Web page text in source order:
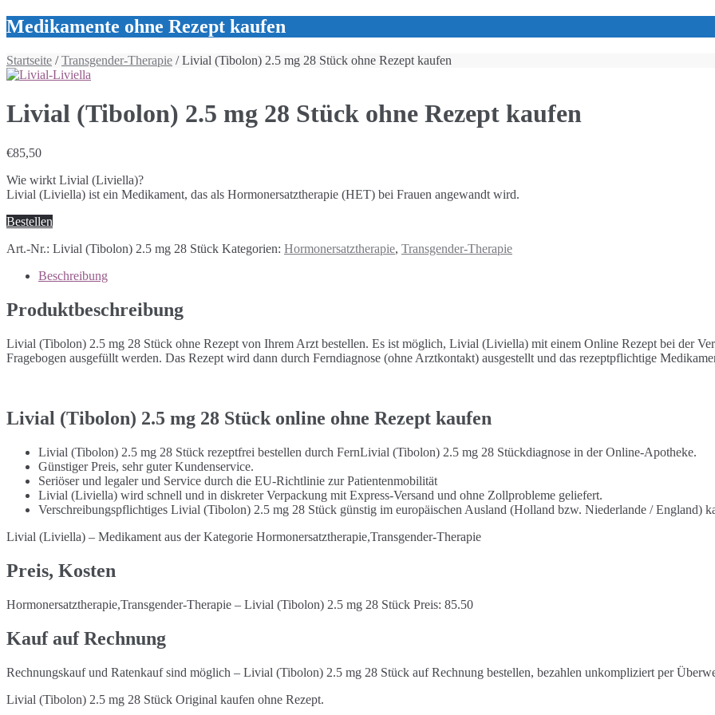
Medikamente ohne Rezept kaufen
Startseite /Transgender-Therapie / Livial (Tibolon) 2.5 mg 28 Stück ohne Rezept kaufen
Livial (Tibolon) 2.5 mg 28 Stück ohne Rezept kaufen
€85,50
Wie wirkt Livial (Liviella)?
Livial (Liviella) ist ein Medikament, das als Hormonersatztherapie (HET) bei Frauen angewandt wird.
Bestellen
Art.-Nr.: Livial (Tibolon) 2.5 mg 28 Stück Kategorien: Hormonersatztherapie, Transgender-Therapie
Beschreibung
Produktbeschreibung
Livial (Tibolon) 2.5 mg 28 Stück ohne Rezept von Ihrem Arzt bestellen. Es ist möglich, Livial (Liviella) mit einem Online Rezept bei der
Fragebogen ausgefüllt werden. Das Rezept wird dann durch Ferndiagnose (ohne Arztkontakt) ausgestellt und das rezeptpflichtige
Livial (Tibolon) 2.5 mg 28 Stück online ohne Rezept kaufen
Livial (Tibolon) 2.5 mg 28 Stück rezeptfrei bestellen durch FernLivial (Tibolon) 2.5 mg 28 Stückdiagnose in der Online-Apotheke.
Günstiger Preis, sehr guter Kundenservice.
Seriöser und legaler und Service durch die EU-Richtlinie zur Patientenmobilität
Livial (Liviella) wird schnell und in diskreter Verpackung mit Express-Versand und ohne Zollprobleme geliefert.
Verschreibungspflichtiges Livial (Tibolon) 2.5 mg 28 Stück günstig im europäischen Ausland (Holland bzw. Niederlande / England)
Livial (Liviella) – Medikament aus der Kategorie Hormonersatztherapie,Transgender-Therapie
Preis, Kosten
Hormonersatztherapie,Transgender-Therapie – Livial (Tibolon) 2.5 mg 28 Stück Preis: 85.50
Kauf auf Rechnung
Rechnungskauf und Ratenkauf sind möglich – Livial (Tibolon) 2.5 mg 28 Stück auf Rechnung bestellen, bezahlen unkompliziert per
Livial (Tibolon) 2.5 mg 28 Stück Original kaufen ohne Rezept.